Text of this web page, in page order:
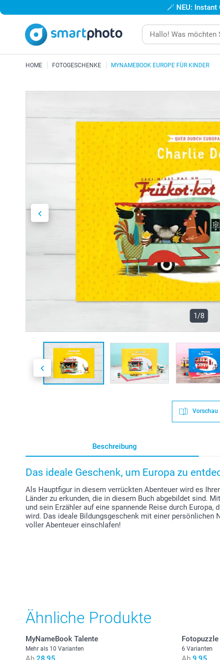
🪄 NEU:
HOME FOTOGESCHENKE MYNAMEBOOK EUROPE FÜR KINDER
1/8
Vorschau
Beschreibung
Das ideale Geschenk, um Europa zu
Als Hauptfigur in diesem verrückten Abenteuer wird es
Länder zu erkunden, die in diesem Buch abgebildet sind.
und sein Erzähler auf eine spannende Reise durch
wird. Das ideale Bildungsgeschenk mit einer persönlichen
voller Abenteuer einschlafen!
Ähnliche Produkte
MyNameBook Talente
Mehr als 10 Varianten
Fotopuzzle
6 Varianten